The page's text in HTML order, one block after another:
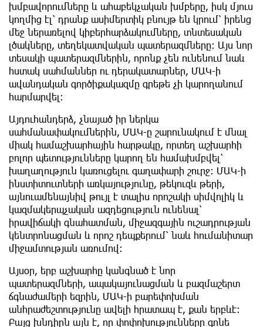
խմբավորումները և ահաբեկչական խմբերը, իսկ մյուս
կողմից էլ՝ դրանք ասիմերտիկ բնույթ են կրում՝ իրենց
մեջ ներառելով կիբերհարձակումները, տնտեսական
լծակները, տեղեկատվական պատերազմները։ Այս նոր
տեսակի պատերազմներին, որոնք չեն ունենում նաև
հստակ սահմաններ ու դերակատարներ, ՄԱԿ-ի
ավանդական գործիքակազմը գրեթե չի կարողանում
հարմարվել։
Այդուհանդերձ, չնայած իր ներկա
սահմանափակումներին, ՄԱԿ-ը շարունակում է մնալ
միակ համաշխարհային հարթակը, որտեղ աշխարհի
բոլոր պետությունները կարող են համախմբվել՝
խաղաղություն կառուցելու գաղափարի շուրջ։ ՄԱԿ-ի
ինստիտուտների առկայությունը, թեկուզև թերի,
այնուամենայնիվ թույլ է տալիս որոշակի սիմվոլիկ և
կազմակերպչական ազդեցություն ունենալ՝
իրավիճակի գնահատման, միջազգային ուշադրության
կենտրոնացման և որոշ դեպքերում՝ նաև հումանիտար
միջամտության առումով։
Այսօր, երբ աշխարհը կանգնած է նոր
պատերազմների, ապակայունացման և բազմաշերտ
ճգնաժամերի եզրին, ՄԱԿ-ի բարեփոխման
անհրաժեշտությունը ավելի հրատապ է, քան երբևէ։
Բայց խնդիրն այն է, որ փոփոխությունները գոնե